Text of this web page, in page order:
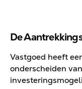
De
Vastgoed heeft
onderscheiden